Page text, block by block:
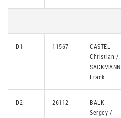
D1 11567
CASTEL
Christian /
SACKMANN
Frank
D2 26112
BALK
Sergey /